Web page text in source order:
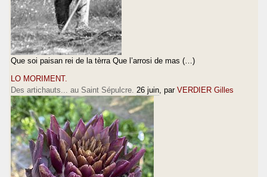
Que soi paisan rei de la tèrra Que l’arrosi de mas (…)
LO MORIMENT.
Des artichauts... au Saint Sépulcre. 26 juin, par VERDIER Gilles